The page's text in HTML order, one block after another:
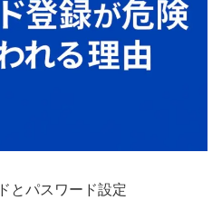
とパスワード設定